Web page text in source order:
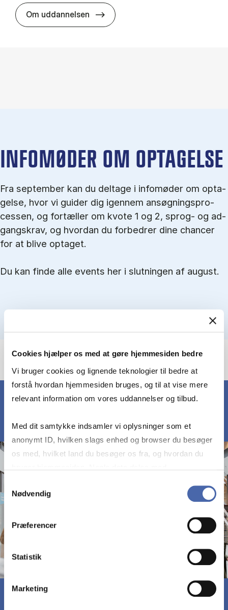
Cookies hjælper os med at gøre hjemmesiden bedre
Vi bruger cookies og lignende teknologier til bedre at
forstå hvordan hjemmesiden bruges, og til at vise mere
relevant information om vores uddannelser og tilbud.
Med dit samtykke indsamler vi oplysninger som et
anonymt ID, hvilken slags enhed og browser du besøger
os med, hvilket land du besøger os fra, og hvordan du
markedsføring. Du bestemmer selv - og kan altid trække
Nødvendig
Præferencer
Statistik
Marketing
Om uddannelsen HA i mar­keds- og kul­tu­r­a­na­ly­se
IN­FO­MØ­DER OM OP­TA­GEL­SE
Fra september kan du del­tage i in­fo­mø­der om op­ta­
gel­se, hvor vi gu­i­der dig igen­nem an­søg­nings­pro­
ces­sen, og for­tæl­ler om kvo­te 1 og 2, sprog- og ad­
gangs­krav, og hvordan du forbedrer dine chancer
for at blive optaget.
Du kan finde alle events her i slutningen af august.